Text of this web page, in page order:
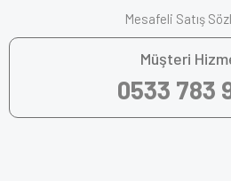
Mesafeli Satış
Müşteri
0533 783